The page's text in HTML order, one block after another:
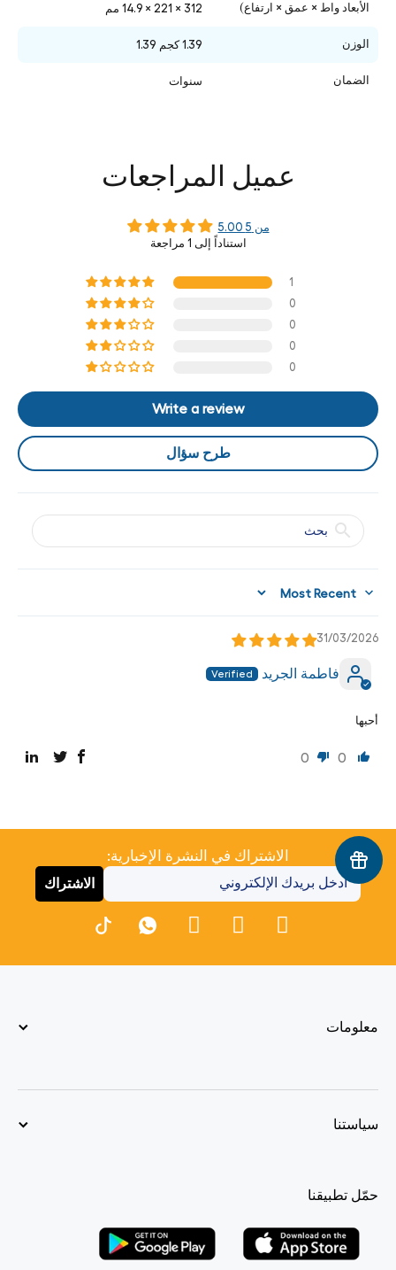
الأبعاد واط × عمق × ارتفاع) 312 × 221 × 14.9 مم
الوزن 1.39 كجم 1.39
الضمان سنوات
عميل المراجعات
5.00 من 5
استناداً إلى 1 مراجعة
1
0
0
0
0
Write a review
طرح سؤال
Sort by
31/03/2026
فاطمة الجريد
أحبها
0
0
الاشتراك في النشرة الإخبارية:
الاشتراك
معلومات
سياستنا
حمّل تطبيقنا